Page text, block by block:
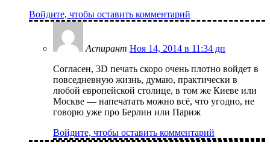
Войдите, чтобы оставить комментарий
Аспирант Ноя 14, 2014 в 11:34 дп
Согласен, 3D печать скоро очень плотно войдет в
повседневную жизнь, думаю, практически в
любой европейской столице, в том же Киеве или
Москве — напечатать можно всё, что угодно, не
говорю уже про Берлин или Париж
Войдите, чтобы оставить комментарий